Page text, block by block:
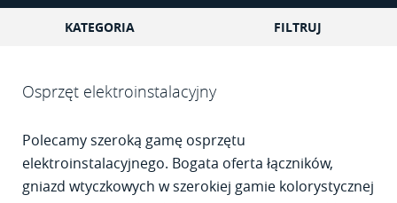
KATEGORIA FILTRUJ
Osprzęt elektroinstalacyjny
Polecamy szeroką gamę osprzętu
elektroinstalacyjnego. Bogata oferta łączników,
gniazd wtyczkowych w szerokiej gamie kolorystycznej